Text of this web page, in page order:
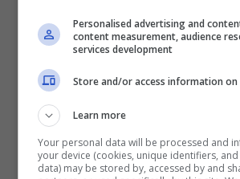
Personalised advertising and
content measurement, audience
services development
Store and/or access information on
Learn more
Your personal data will be processed and
your device (cookies, unique identifiers,
data) may be stored by, accessed by and